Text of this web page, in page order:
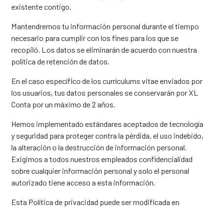
existente contigo.
Mantendremos tu información personal durante el tiempo
necesario para cumplir con los fines para los que se
recopiló. Los datos se eliminarán de acuerdo con nuestra
política de retención de datos.
En el caso específico de los currículums vitae enviados por
los usuarios, tus datos personales se conservarán por XL
Conta por un máximo de 2 años.
Hemos implementado estándares aceptados de tecnología
y seguridad para proteger contra la pérdida, el uso indebido,
la alteración o la destrucción de información personal.
Exigimos a todos nuestros empleados confidencialidad
sobre cualquier información personal y solo el personal
autorizado tiene acceso a esta información.
Esta Política de privacidad puede ser modificada en